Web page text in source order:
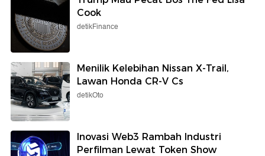
Cook
detikFinance
Menilik Kelebihan Nissan X-Trail,
Lawan Honda CR-V Cs
detikOto
Inovasi Web3 Rambah Industri
Perfilman Lewat Token Show